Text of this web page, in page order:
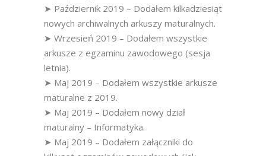
➤ Październik 2019 – Dodałem kilkadziesiąt
nowych archiwalnych arkuszy maturalnych.
➤ Wrzesień 2019 – Dodałem wszystkie
arkusze z egzaminu zawodowego (sesja
letnia).
➤ Maj 2019 – Dodałem wszystkie arkusze
maturalne z 2019.
➤ Maj 2019 – Dodałem nowy dział
maturalny – Informatyka.
➤ Maj 2019 – Dodałem załączniki do